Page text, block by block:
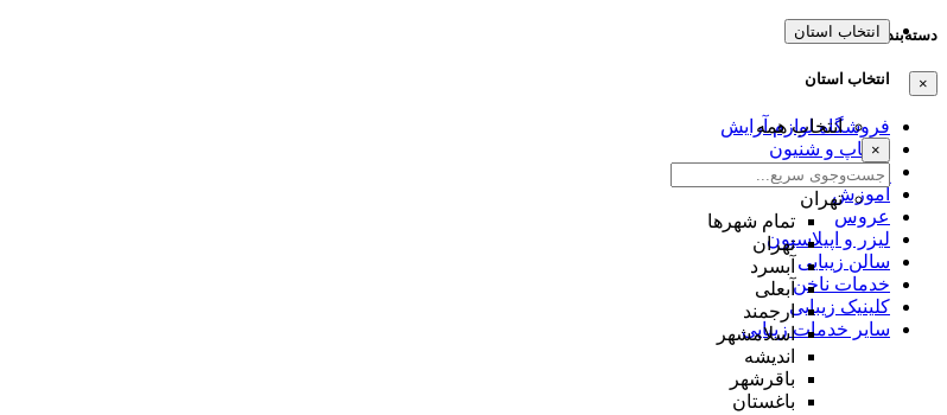
دسته‌بندی‌ها
×
فروشگاه لوازم آرایش
میکاپ و شنیون
مژه و ابرو
آموزش
عروس
لیزر و اپیلاسیون
سالن زیبایی
خدمات ناخن
کلینیک زیبایی
سایر خدمات زیبایی
انتخاب استان
انتخاب استان
انتخاب همه
×
تهران
تمام شهر‌ها
تهران
آبسرد
آبعلی
ارجمند
اسلامشهر
اندیشه
باقرشهر
باغستان